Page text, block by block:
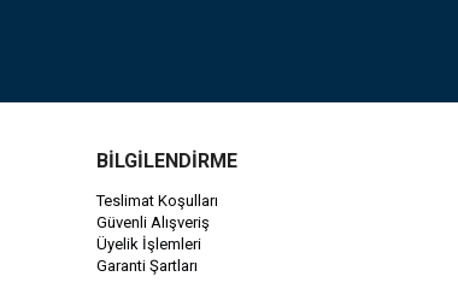
BİLGİLENDİRME
Teslimat Koşulları
Güvenli Alışveriş
Üyelik İşlemleri
Garanti Şartları